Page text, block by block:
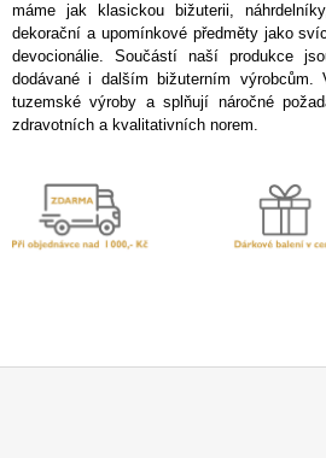
máme jak klasickou bižuterii,
dekorační a upomínkové předměty jako
devocionálie. Součástí naší produkce
dodávané i dalším bižuterním výrobcům.
tuzemské výroby a splňují náročné
zdravotních a kvalitativních norem.